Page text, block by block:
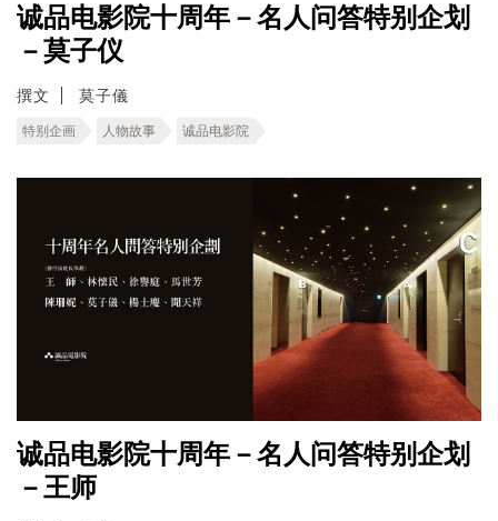
诚品电影院十周年－名人问答特别企划
－莫子仪
撰文 莫子儀
特别企画 人物故事 诚品电影院
诚品电影院十周年－名人问答特别企划
－王师